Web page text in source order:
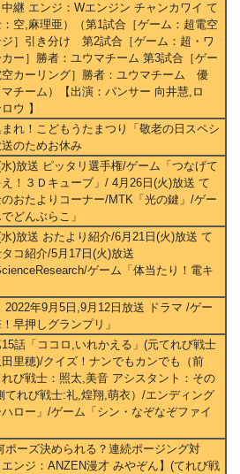
中継 エンジ：Wエンジン チャンカワイ て
空,麻理亜）（第1試合［ゲーム：超電空
］引き分け 第2試合［ゲーム：超・ワ
ー］勝者：ユウマチーム 第3試合［ゲー
空カーリング］勝者：ユウマチーム 優
チーム）【出演：パンサー 向井慧,ロ
ウ 】
れ！こどもうたまつり「敬老の日スペシ
のためお休み
)放送 ピッタリ選手権/ゲーム「つなげて
！３Ｄキューブ」/ 4月26日(火)放送 て
おたよりコーナー/MTK「光の鍵」/ゲー
どんぶらこ」
)放送 おたより紹介/6月21日(火)放送 て
コ紹介/5月17日(火)放送
ゲーム「体当たり！電キ
2022年9月5日,9月12日放送 ドラマ /ゲー
早押しグランプリ」
15話「ココロ,いれかえる」(元てれび戦士
里穂)/クイズ！ナンでもカンでも（前
び戦士：照太,美音 アシスタント：その
てれび戦士:礼,煌翔,萌衣）/エンディング
ハロー」/ゲーム「シン・なぞなぞファイ
ポーズ決められる？連続ポージング対
ンジ：ANZEN漫才 みやぞん】(てれび戦